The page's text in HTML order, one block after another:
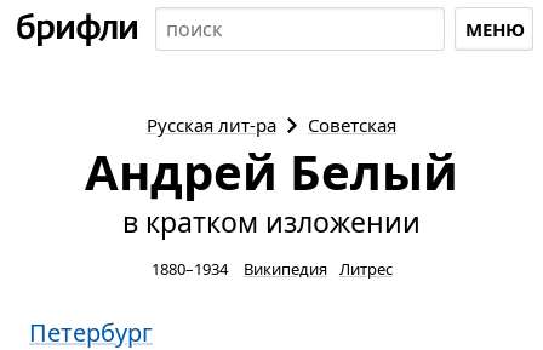
МЕНЮ
Русская лит-ра Советская
Андрей Белый
в кратком изложении
1880–1934 Википедия Литрес
Петербург